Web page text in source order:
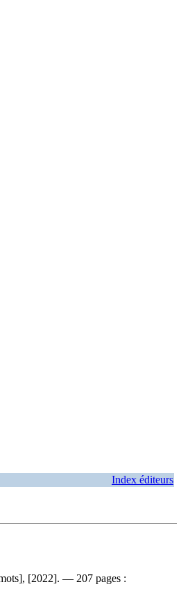
Index éditeurs
[2022]. — 207 pages :